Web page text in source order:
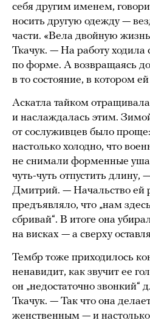
себя другим именем,
носить другую одежду —
части. «Вела двойную
Ткачук. — На работу ходила
по форме. А возвращаясь
в то состояние, в котором
Аскатла тайком
и наслаждалась этим.
от сослуживцев было
настолько холодно, что
не снимали форменные
чуть-чуть отпустить длину,
Дмитрий. — Начальство ей
предъявляло, что „нам
сбривай“. В итоге она
на висках — а сверху
Тембр тоже приходилось
ненавидит, как звучит ее
он „недостаточно звонкий“
Ткачук. — Так что она
женственным — и